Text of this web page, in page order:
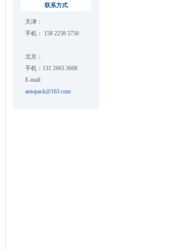
联系方式
天津：
手机： 158 2258 5750
北京：
手机：131 2665 3668
E-mail:
autopack@163.com